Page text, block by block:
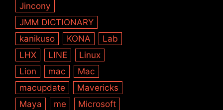
Jincony
JMM DICTIONARY
kanikuso
KONA
Lab
LHX
LINE
Linux
Lion
mac
Mac
macupdate
Mavericks
Maya
me
Microsoft